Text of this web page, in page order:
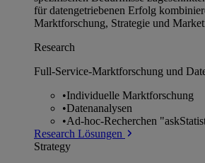
für datengetriebenen Erfolg
Marktforschung, Strategie und
Research
Full-Service-Marktforschung und
•Individuelle Marktforschung
•Datenanalysen
•Ad-hoc-Recherchen
Research Lösungen
Strategy